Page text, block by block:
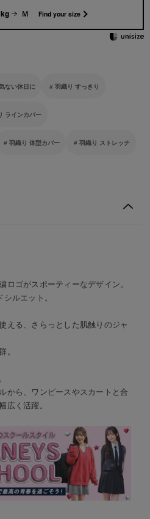
Ｍ Find your size
ない休日に 羽織り すっきり
ラインカバー
羽織り 体型カバー 羽織り ストレッチ
ロゴがスポーティーなデザイン。
ルエット。
える、さらっとした肌触りのジャ
。
から、ワンピースやスカートと合
広く活躍。